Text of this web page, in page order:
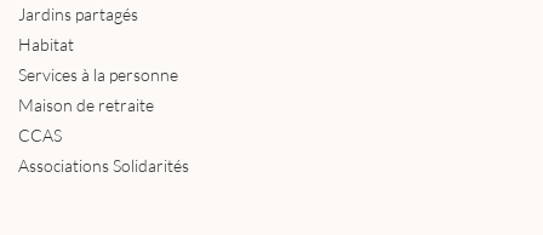
Jardins partagés
Habitat
Services à la personne
Maison de retraite
CCAS
Associations Solidarités